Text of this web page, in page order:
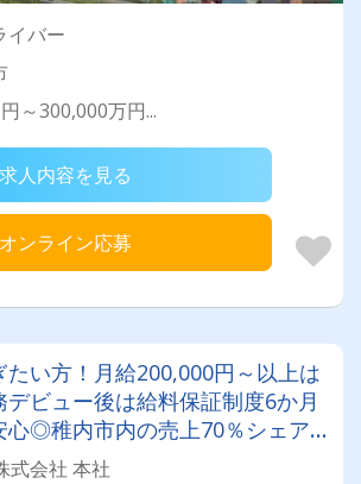
イバー
～300,000万円...
求人内容を見る
オンライン応募
い方！月給200,000円～以上は
ビュー後は給料保証制度6か月
心◎稚内市内の売上70％シェア!!
ンジしやすい環境☆
式会社 本社